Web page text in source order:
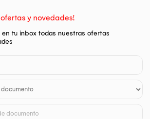
y novedades!
tu inbox todas nuestras ofertas